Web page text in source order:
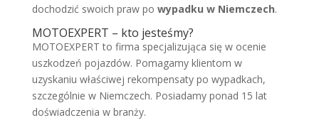
dochodzić swoich praw po wypadku w Niemczech.
MOTOEXPERT – kto jesteśmy?
MOTOEXPERT to firma specjalizująca się w ocenie
uszkodzeń pojazdów. Pomagamy klientom w
uzyskaniu właściwej rekompensaty po wypadkach,
szczególnie w Niemczech. Posiadamy ponad 15 lat
doświadczenia w branży.